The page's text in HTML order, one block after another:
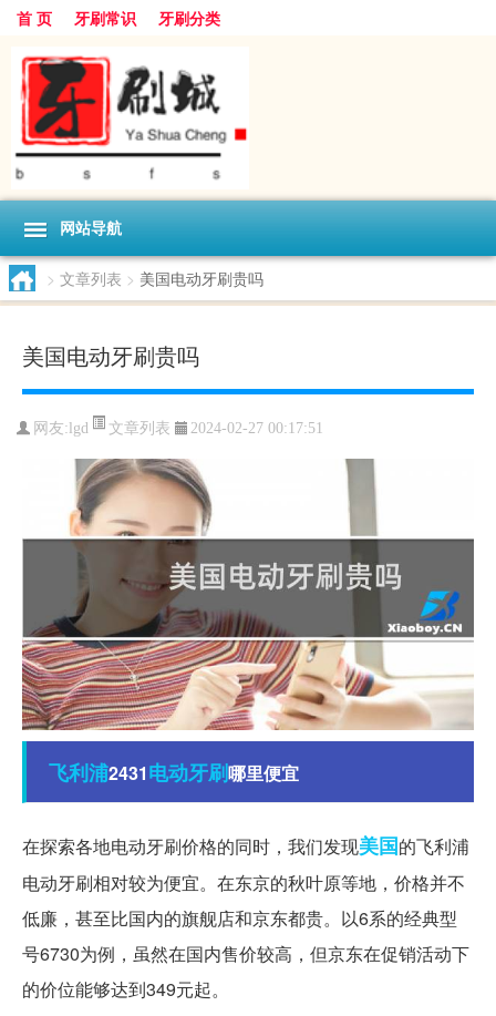
首 页 牙刷常识 牙刷分类
网站导航
> 文章列表 > 美国电动牙刷贵吗
美国电动牙刷贵吗
网友: lgd 文章列表 2024-02-27 00:17:51
飞利浦2431电动牙刷哪里便宜
在探索各地电动牙刷价格的同时，我们发现美国的飞利浦
电动牙刷相对较为便宜。在东京的秋叶原等地，价格并不
低廉，甚至比国内的旗舰店和京东都贵。以6系的经典型
号6730为例，虽然在国内售价较高，但京东在促销活动下
的价位能够达到349元起。